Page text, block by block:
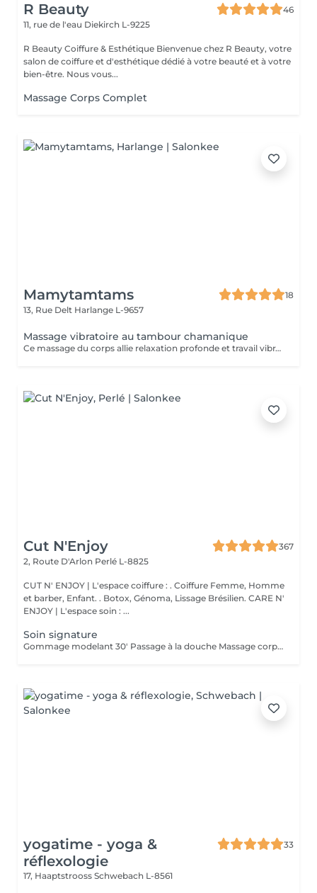
R Beauty
46
11, rue de l'eau Diekirch L-9225
R Beauty Coiffure & Esthétique Bienvenue chez R Beauty, votre
salon de coiffure et d'esthétique dédié à votre beauté et à votre
bien-être. Nous vous...
Massage Corps Complet
Mamytamtams
18
13, Rue Delt Harlange L-9657
Massage vibratoire au tambour chamanique
Ce massage du corps allie relaxation profonde et travail vibratoire. Grâce au tambour chamanique qui roule délicatement sur le corps, les vibrations pénètrent en profondeur et agissent sur les tensions physiques et énergétiques. Ce soin permet de : relâcher les tensions du corps apaiser les douleurs articulaires et inflammatoires accompagner les douleurs chroniques réharmoniser l'énergie du corps La vibration du tambour agit comme une onde qui traverse le corps, aidant à débloquer, détendre et rééquilibrer. Un soin puissant qui invite le corps à se libérer, se détendre et retrouver son harmonie naturelle.
Cut N'Enjoy
367
2, Route D'Arlon Perlé L-8825
CUT N' ENJOY | L'espace coiffure : . Coiffure Femme, Homme
et barber, Enfant. . Botox, Génoma, Lissage Brésilien. CARE N'
ENJOY | L'espace soin : ...
Soin signature
Gommage modelant 30' Passage à la douche Massage corps complet 45'
yogatime - yoga &
réflexologie
33
17, Haaptstrooss Schwebach L-8561